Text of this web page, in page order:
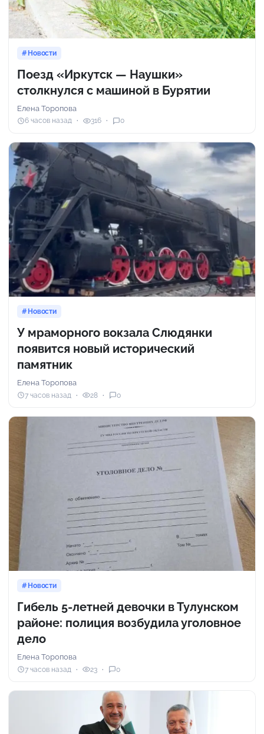
Новости
Поезд «Иркутск — Наушки»
столкнулся с машиной в Бурятии
Елена Торопова
6 часов назад 316 0
Новости
У мраморного вокзала Слюдянки
появится новый исторический
памятник
Елена Торопова
7 часов назад 28 0
Новости
Гибель 5-летней девочки в Тулунском
районе: полиция возбудила уголовное
дело
Елена Торопова
7 часов назад 23 0